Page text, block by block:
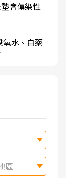
會傳染性
氧水、白藥
區